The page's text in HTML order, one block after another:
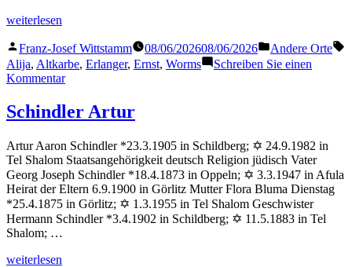
„Erlanger
weiterlesen
Veröffentlicht
von
Franz-Josef Wittstamm 08/06/202608/06/2026
Veröffentlicht
in
Andere Orte
Alija, Altkarbe, Erlanger, Ernst, Worms
Schreiben Sie einen
Kommentarzu
Ernst
Schindler Artur
Artur Aaron Schindler *23.3.1905 in Schildberg; ✡ 24.9.1982 in
Tel Shalom Staatsangehörigkeit deutsch Religion jüdisch Vater
Georg Joseph Schindler *18.4.1873 in Oppeln; ✡ 3.3.1947 in Afula
Heirat der Eltern 6.9.1900 in Görlitz Mutter Flora Bluma Dienstag
*25.4.1875 in Görlitz; ✡ 1.3.1955 in Tel Shalom Geschwister
Hermann Schindler *3.4.1902 in Schildberg; ✡ 11.5.1883 in Tel
Shalom; …
„Schindler
weiterlesen